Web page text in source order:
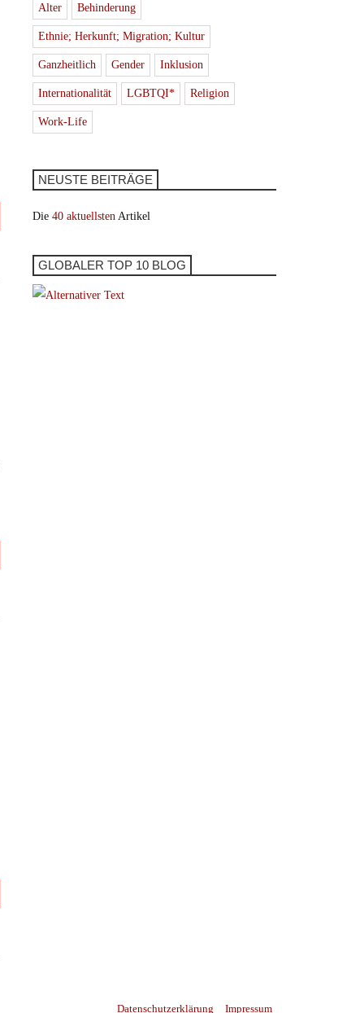
Alter Behinderung
Ethnie; Herkunft; Migration; Kultur
Ganzheitlich Gender Inklusion
Internationalität LGBTQI* Religion
Work-Life
NEUSTE BEITRÄGE
Die 40 aktuellsten Artikel
GLOBALER TOP 10 BLOG
Datenschutzerklärung Impressum